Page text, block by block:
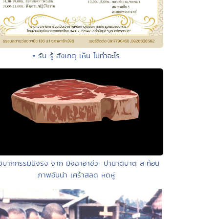
• รับ รู้ สังเกตุ เห็น ไม่ทำอะไร
บากกรรมมีจริง จาก มิจฉาอาชีวะ ปานาติบาต สะท้อน
ภาพอันน่า เศร้าสลด หดหู่